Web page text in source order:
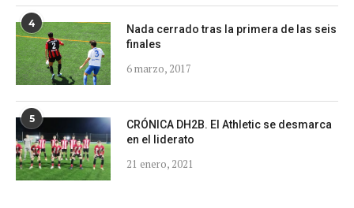
4
Nada cerrado tras la primera de las seis
finales
6 marzo, 2017
5
CRÓNICA DH2B. El Athletic se desmarca
en el liderato
21 enero, 2021